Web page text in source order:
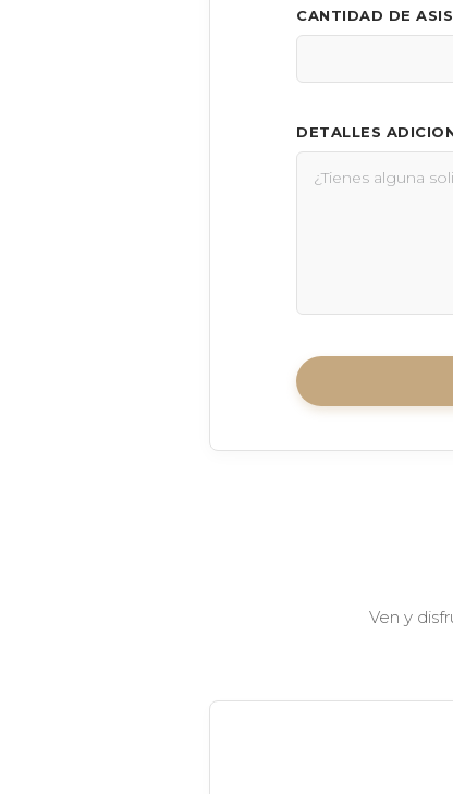
CANTIDAD DE
DETALLES
Ven y